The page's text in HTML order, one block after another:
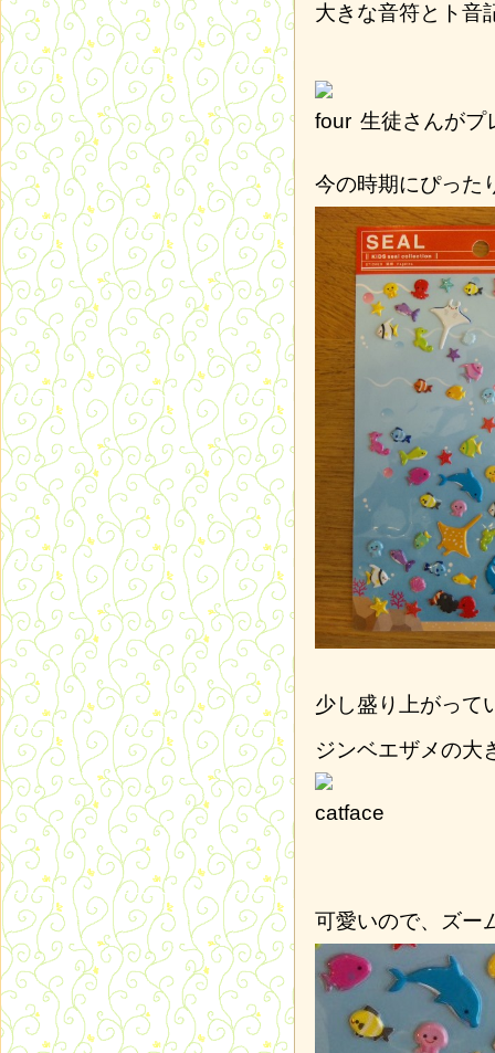
大きな音符とト音
生徒さんがプ
今の時期にぴった
少し盛り上がって
ジンベエザメの大
可愛いので、ズー